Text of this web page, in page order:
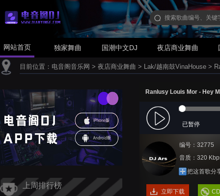
网站首页 独家舞曲 国潮中文DJ 夜店商业舞曲
目前位置： 电音阁音乐网 > 夜店商业舞曲 > Lak/越南鼓VinaHouse >
上周排行榜
Ranlusy Louis Mor - Hey
已暂停
编号：32775
音质：320
把这首歌分
立即下载